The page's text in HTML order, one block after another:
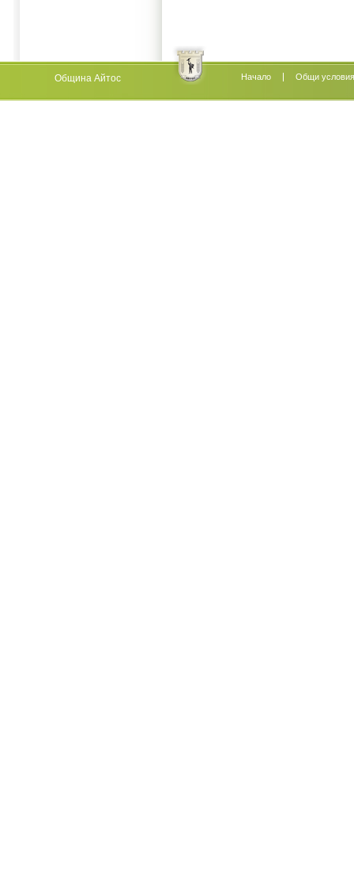
Община Айтос Начало Oбщи условия